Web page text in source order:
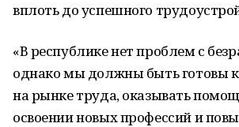
вплоть до успешного
«В республике нет проблем с
однако мы должны быть готовы
на рынке труда, оказывать
освоении новых профессий и